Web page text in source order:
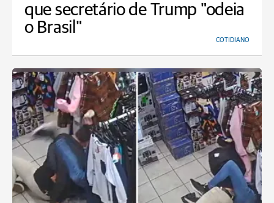
que secretário de Trump "odeia
o Brasil"
COTIDIANO